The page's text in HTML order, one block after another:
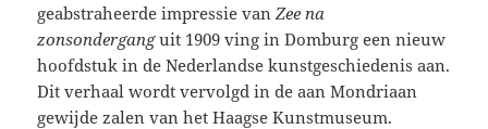
geabstraheerde impressie vanZee na
zonsonderganguit 1909 ving in Domburg een nieuw
hoofdstuk in de Nederlandse kunstgeschiedenis aan.
Dit verhaal wordt vervolgd in de aan Mondriaan
gewijde zalen van het Haagse Kunstmuseum.